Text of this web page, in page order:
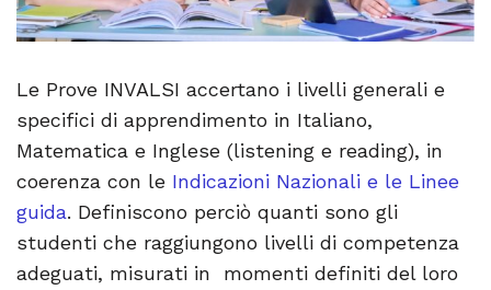
Le Prove INVALSI accertano i livelli generali e
specifici di apprendimento in Italiano,
Matematica e Inglese (listening e reading), in
coerenza con le Indicazioni Nazionali e le Linee
guida. Definiscono perciò quanti sono gli
studenti che raggiungono livelli di competenza
adeguati, misurati in momenti definiti del loro